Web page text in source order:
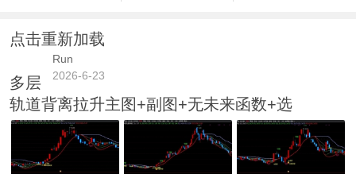
点击重新加载
Run
2026-6-23
多层
轨道背离拉升主图+副图+无未来函数+选